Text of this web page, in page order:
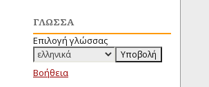
ΓΛΏΣΣΑ
Επιλογή γλώσσας
Βοήθεια